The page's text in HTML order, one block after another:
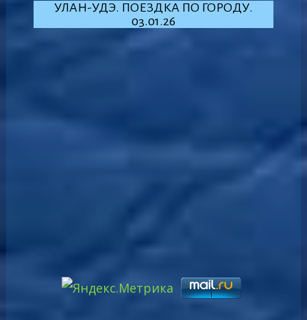
УЛАН-УДЭ. ПОЕЗДКА ПО ГОРОДУ.
03.01.26